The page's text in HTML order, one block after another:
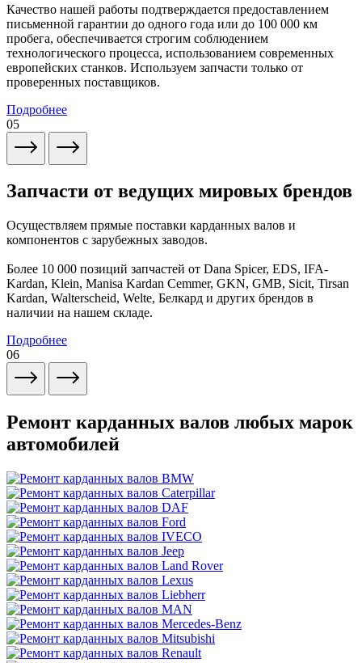
Качество нашей работы подтверждается предоставлением
письменной гарантии до одного года или до 100 000 км
пробега, обеспечивается строгим соблюдением
технологического процесса, использованием современных
европейских станков. Используем запчасти только от
проверенных поставщиков.
Подробнее
05
Запчасти от ведущих мировых брендов
Осуществляем прямые поставки карданных валов и
компонентов с зарубежных заводов.
Более 10 000 позиций запчастей от Dana Spicer, EDS, IFA-
Kardan, Klein, Manisa Kardan Cemmer, GKN, GMB, Sicit, Tirsan
Kardan, Walterscheid, Welte, Белкард и других брендов в
наличии на нашем складе.
Подробнее
06
Ремонт карданных валов любых марок
автомобилей